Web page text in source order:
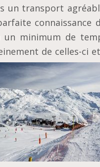
un transport
connaissance
un minimum de
de celles-ci